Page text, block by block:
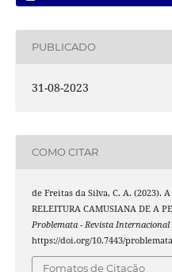
PUBLICADO
31-08-2023
COMO CITAR
de Freitas da Silva, C. A. (2023).
RELEITURA CAMUSIANA DE A
Problemata - Revista Internacional
https://doi.org/10.7443/
Fomatos de Citação